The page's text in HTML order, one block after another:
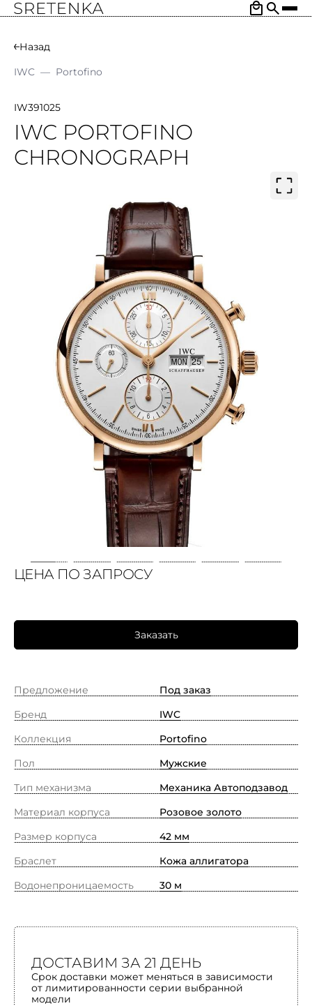
Назад
IWC — Portofino
IW391025
IWC PORTOFINO
CHRONOGRAPH
ЦЕНА ПО ЗАПРОСУ
Заказать
Предложение
Под заказ
Бренд
IWC
Коллекция
Portofino
Пол
Мужские
Тип механизма
Механика Автоподзавод
Материал корпуса
Розовое золото
Размер корпуса
42 мм
Браслет
Кожа аллигатора
Водонепроницаемость
30 м
ДОСТАВИМ ЗА 21 ДЕНЬ
Срок доставки может меняться в зависимости
от лимитированности серии выбранной
модели